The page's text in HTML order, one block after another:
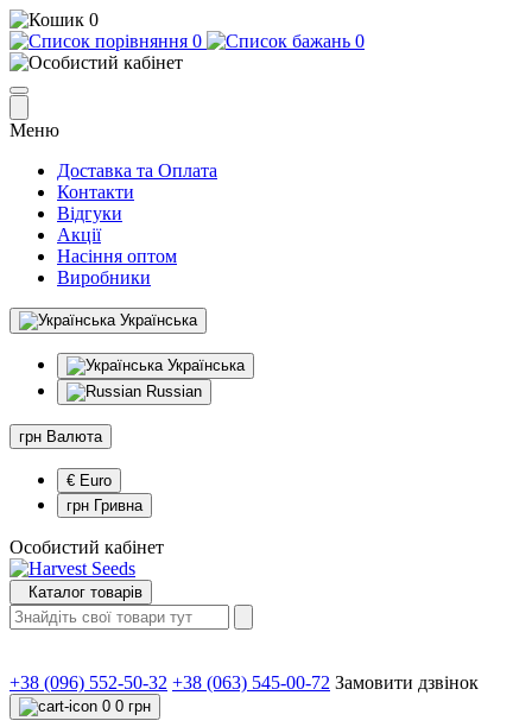
0
0
0
Меню
Доставка та Оплата
Контакти
Відгуки
Акції
Насіння оптом
Виробники
Українська
Українська
Russian
грн Валюта
€ Euro
грн Гривна
Особистий кабінет
Каталог товарів
+38 (096) 552-50-32 +38 (063) 545-00-72 Замовити дзвінок
0 0 грн